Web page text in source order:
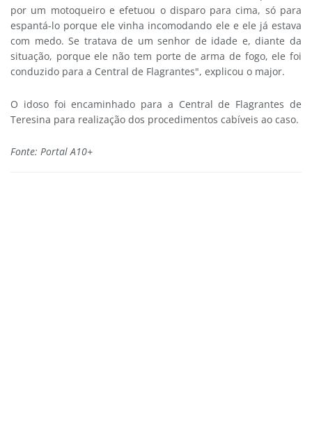
por um motoqueiro e efetuou o disparo para cima, só para
espantá-lo porque ele vinha incomodando ele e ele já estava
com medo. Se tratava de um senhor de idade e, diante da
situação, porque ele não tem porte de arma de fogo, ele foi
conduzido para a Central de Flagrantes", explicou o major.
O idoso foi encaminhado para a Central de Flagrantes de
Teresina para realização dos procedimentos cabíveis ao caso.
Fonte: Portal A10+